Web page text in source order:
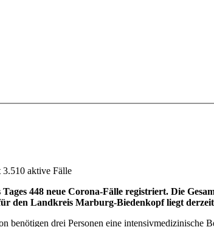
aktive Fälle
448 neue Corona-Fälle registriert. Die
den Landkreis Marburg-Biedenkopf liegt derzeit
drei Personen eine intensivmedizinische